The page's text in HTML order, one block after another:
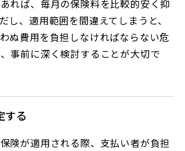
れば、毎月の保険料を比較的安く抑
し、適用範囲を間違えてしまうと、
ぬ費用を負担しなければならない危
事前に深く検討することが大切で
する
険が適用される際、支払い者が負担